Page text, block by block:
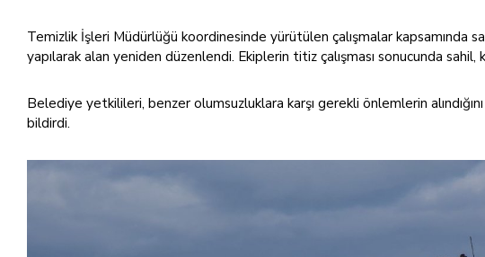
Temizlik İşleri Müdürlüğü koordinesinde yürütülen çalışmalar kapsamında
yapılarak alan yeniden düzenlendi. Ekiplerin titiz çalışması sonucunda sahil,
Belediye yetkilileri, benzer olumsuzluklara karşı gerekli önlemlerin
bildirdi.